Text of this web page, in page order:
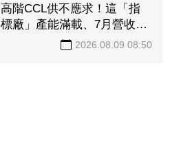
高階CCL供不應求！這「指
標廠」產能滿載、7月營收暴